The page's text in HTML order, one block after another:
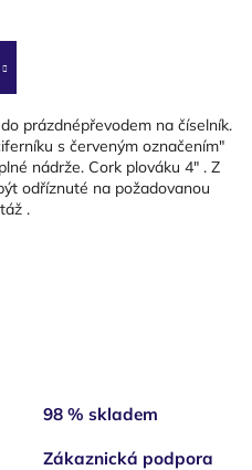
prázdnépřevodem na číselník.
s červeným označením"
nádrže. Cork plováku 4" . Z
odříznuté na požadovanou
.
98 % skladem
Zákaznická podpora